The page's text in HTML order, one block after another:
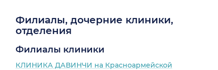
Филиалы, дочерние клиники,
отделения
Филиалы клиники
КЛИНИКА ДАВИНЧИ на Красноармейской